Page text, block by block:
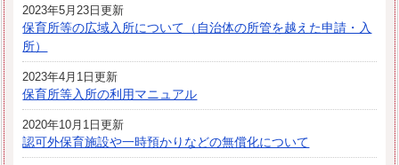
2023年5月23日更新
保育所等の広域入所について（自治体の所管を越えた申請・入
所）
2023年4月1日更新
保育所等入所の利用マニュアル
2020年10月1日更新
認可外保育施設や一時預かりなどの無償化について